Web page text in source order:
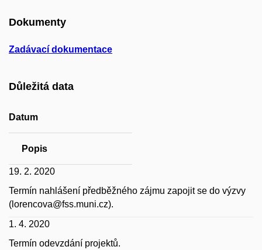
Dokumenty
Zadávací dokumentace
Důležitá data
Datum
Popis
19. 2. 2020
Termín nahlášení předběžného zájmu zapojit se do výzvy
(lorencova@fss.muni.cz).
1. 4. 2020
Termín odevzdání projektů.